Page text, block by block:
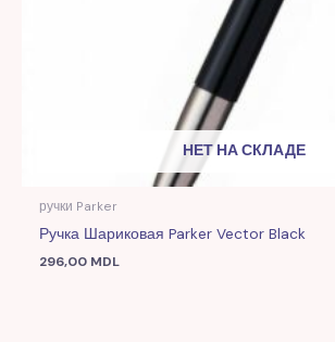
НЕТ НА СКЛАДЕ
ручки Parker
Ручка Шариковая Parker Vector Black
296,00 MDL